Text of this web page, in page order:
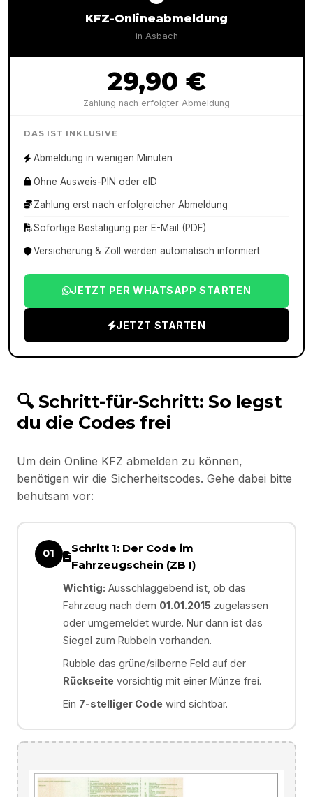
KFZ-Onlineabmeldung
in Asbach
29,90 €
Zahlung nach erfolgter Abmeldung
DAS IST INKLUSIVE
Abmeldung in wenigen Minuten
Ohne Ausweis-PIN oder eID
Zahlung erst nach erfolgreicher Abmeldung
Sofortige Bestätigung per E-Mail (PDF)
Versicherung & Zoll werden automatisch informiert
JETZT PER WHATSAPP STARTEN
JETZT STARTEN
🔍 Schritt-für-Schritt: So legst
du die Codes frei
Um dein Online KFZ abmelden zu können,
benötigen wir die Sicherheitscodes. Gehe dabei bitte
behutsam vor:
01
Schritt 1: Der Code im
Fahrzeugschein (ZB I)
Wichtig: Ausschlaggebend ist, ob das
Fahrzeug nach dem 01.01.2015 zugelassen
oder umgemeldet wurde. Nur dann ist das
Siegel zum Rubbeln vorhanden.
Rubble das grüne/silberne Feld auf der
Rückseite vorsichtig mit einer Münze frei.
Ein 7-stelliger Code wird sichtbar.